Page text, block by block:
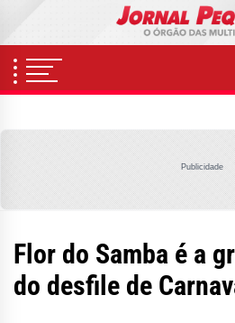
content
Publicidade
Flor do Samba é a
do desfile de